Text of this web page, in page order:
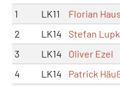
1
LK11 Florian
2
LK14 Stefan
3
LK14 Oliver Ezel
4
LK14 Patrick